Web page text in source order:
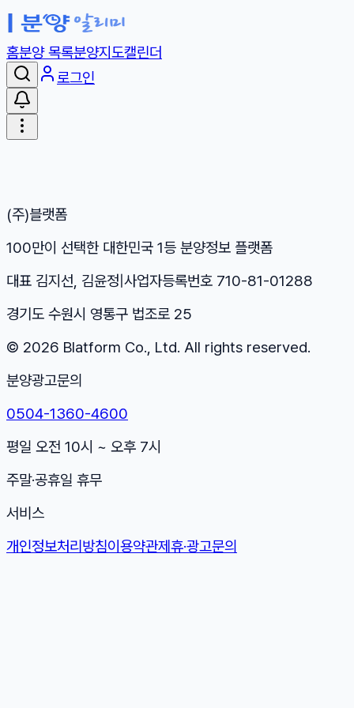
홈분양 목록분양지도캘린더
로그인
(주)블랫폼
100만이 선택한 대한민국 1등 분양정보 플랫폼
대표 김지선, 김윤정 사업자등록번호 710-81-01288
경기도 수원시 영통구 법조로 25
© 2026 Blatform Co., Ltd. All rights reserved.
분양광고문의
0504-1360-4600
평일 오전 10시 ~ 오후 7시
주말·공휴일 휴무
서비스
개인정보처리방침이용약관제휴·광고문의